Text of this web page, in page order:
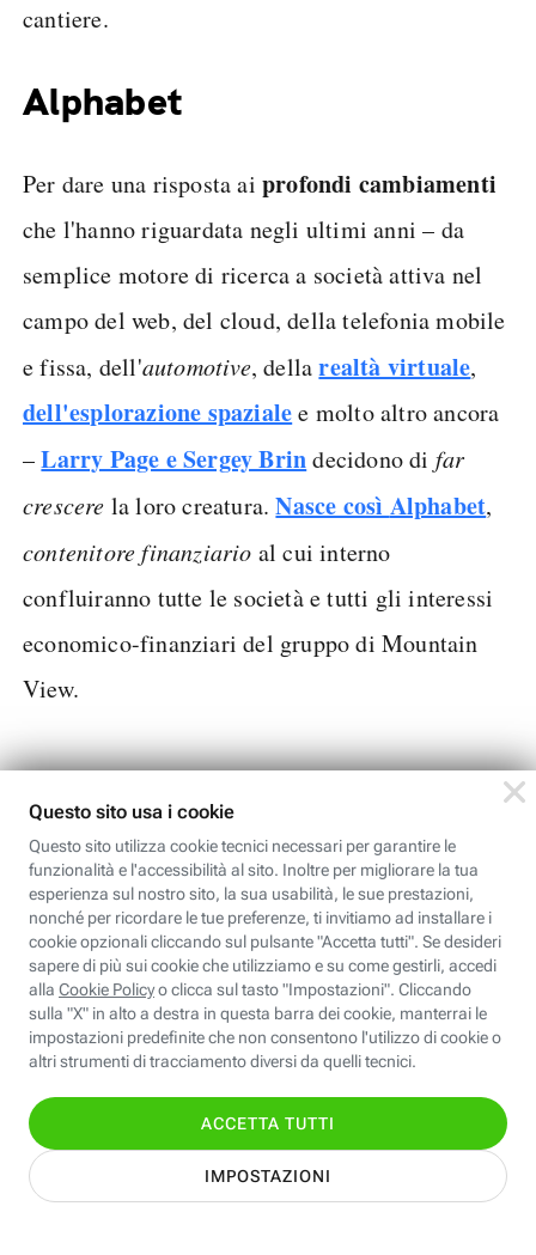
cantiere.
Alphabet
Per dare una risposta ai profondi cambiamenti
che l'hanno riguardata negli ultimi anni – da
semplice motore di ricerca a società attiva nel
campo del web, del cloud, della telefonia mobile
e fissa, dell'automotive, dellarealtà virtuale,
dell'esplorazione spazialee molto altro ancora
–Larry Page e Sergey Brindecidono di far
crescere la loro creatura.Nasce così Alphabet,
contenitore finanziario al cui interno
confluiranno tutte le società e tutti gli interessi
economico-finanziari del gruppo di Mountain
View.
La stessa Google si trasforma in una divisione
della nuovaholding, che sbarcherà presto in
Borsa andando a sostituire Google. L'obiettivo è
quello di creare una società più snella e
modulare, capace di rispondere a cambiamenti